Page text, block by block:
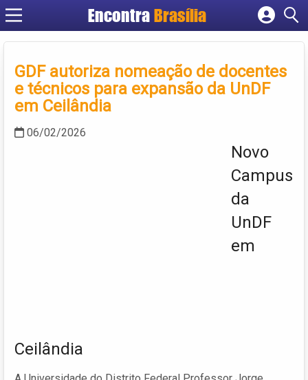
EncontraBrasília
Cadastrar empresa
Criar conta
GDF autoriza nomeação de docentes
e técnicos para expansão da UnDF
em Ceilândia
06/02/2026
Novo
Campus
da
UnDF
em
Ceilândia